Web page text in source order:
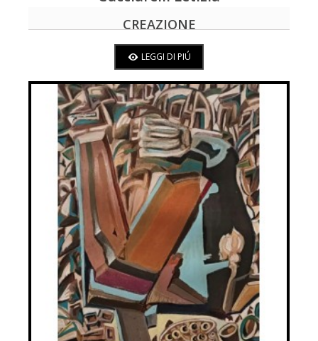
CREAZIONE
LEGGI DI PIÚ